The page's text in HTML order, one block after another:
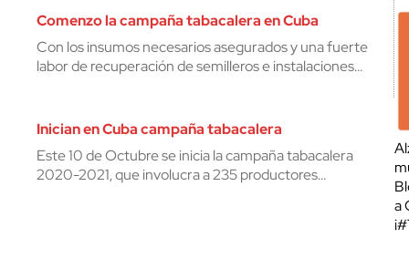
Comenzo la campaña tabacalera en Cuba
Con los insumos necesarios asegurados y una fuerte
labor de recuperación de semilleros e instalaciones…
Inician en Cuba campaña tabacalera
Este 10 de Octubre se inicia la campaña tabacalera
2020-2021, que involucra a 235 productores…
a